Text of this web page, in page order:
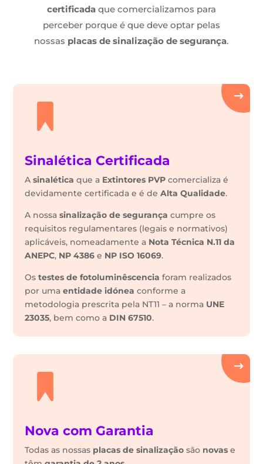
certificadaque comercializamos para
perceber porque é que deve optar pelas
nossas placas de sinalização de segurança.
Sinalética Certificada
Asinalética que a Extintores PVP comercializa é
devidamente certificada e é deAlta Qualidade.
A nossasinalização de segurança cumpre os
requisitos regulamentares (legais e normativos)
aplicáveis, nomeadamente a Nota Técnica N.11 da
ANEPC, NP 4386 e NP ISO 16069.
Ostestes de fotoluminêscencia foram realizados
por umaentidade idónea conforme a
metodologia prescrita pela NT11 – a norma UNE
23035, bem como a DIN 67510.
Nova com Garantia
Todas as nossas placas de sinalização são novas e